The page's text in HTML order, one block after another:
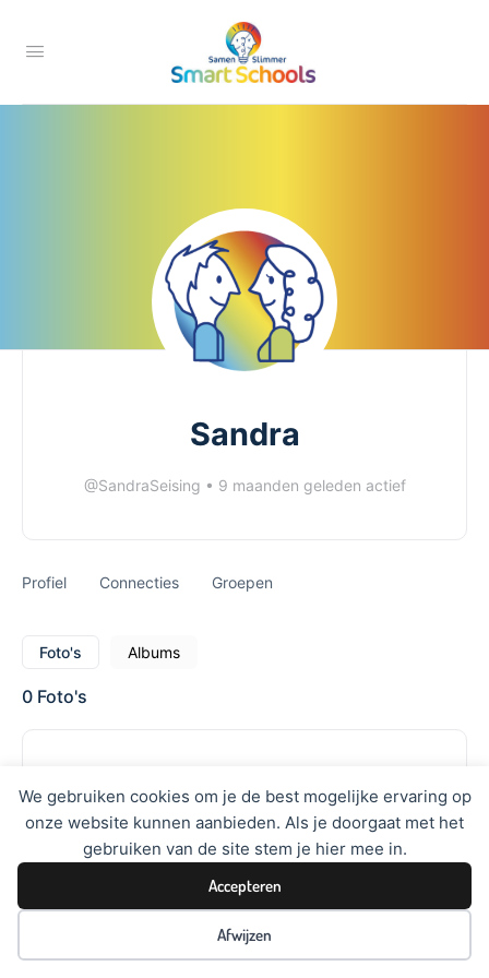
We gebruiken cookies om je de best mogelijke ervaring op
onze website kunnen aanbieden. Als je doorgaat met het
gebruiken van de site stem je hier mee in.
Accepteren
Afwijzen
Sandra
@SandraSeising • 9 maanden geleden actief
Profiel Connecties Groepen
Foto's Albums
0 Foto's
Sorry, er zijn geen foto’s gevonden.